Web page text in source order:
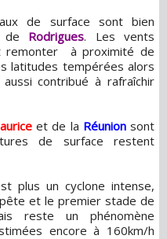
de surface sont bien
de Rodrigues. Les vents
remonter à proximité de
latitudes tempérées alors
contribué à rafraîchir
et de la Réunionsont
de surface restent
plus un cyclone intense,
et le premier stade de
reste un phénomène
encore à 160km/h